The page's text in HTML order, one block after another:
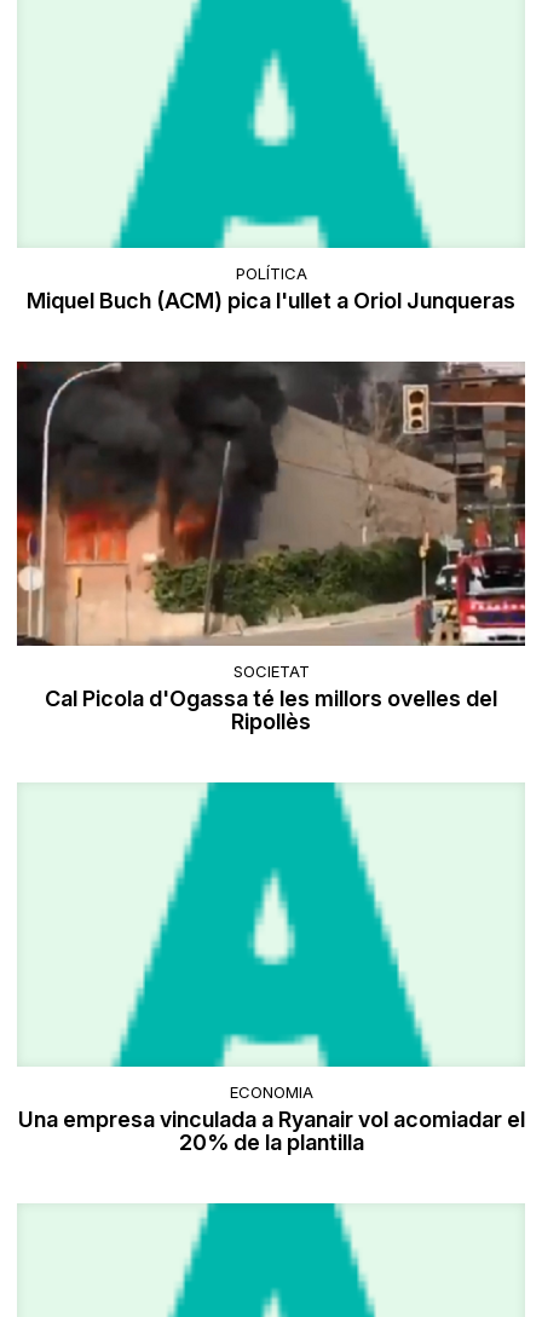
POLÍTICA
Miquel Buch (ACM) pica l'ullet a Oriol Junqueras
SOCIETAT
Cal Picola d'Ogassa té les millors ovelles del
Ripollès
ECONOMIA
Una empresa vinculada a Ryanair vol acomiadar el
20% de la plantilla